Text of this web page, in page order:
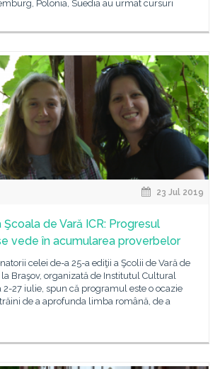
Polonia, Suedia au urmat cursuri
23 Jul 2019
de Vară ICR: Progresul
vede în acumularea proverbelor
celei de-a 25-a ediţii a Şcolii de Vară de
Braşov, organizată de Institutul Cultural
2-27 iulie, spun că programul este o ocazie
de a aprofunda limba română, de a